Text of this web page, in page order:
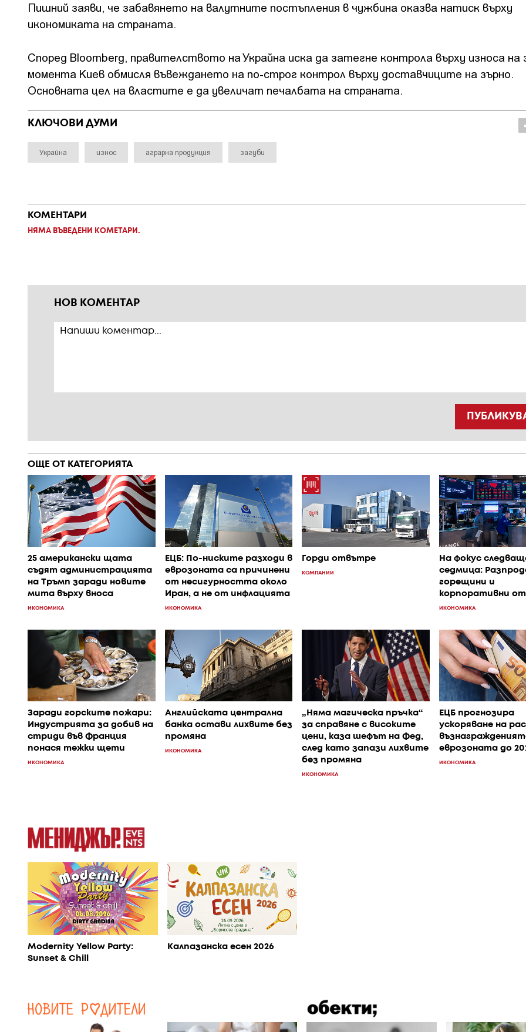
Пишний заяви, че забавянето на валутните постъпления в чужбина оказва натиск върху
икономиката на страната.
Според Bloomberg, правителството на Украйна иска да затегне контрола върху износа на
момента Киев обмисля въвеждането на по-строг контрол върху доставчиците на зърно.
Основната цел на властите е да увеличат печалбата на страната.
КЛЮЧОВИ ДУМИ
Украйна износ аграрна продукция загуби
КОМЕНТАРИ
НЯМА ВЪВЕДЕНИ КОМЕТАРИ.
НОВ КОМЕНТАР
ОЩЕ ОТ КАТЕГОРИЯТА
25 американски щата
съдят администрацията
на Тръмп заради новите
мита върху вноса
ИКОНОМИКА
ЕЦБ: По-ниските разходи в
еврозоната са причинени
от несигурността около
Иран, а не от инфлацията
ИКОНОМИКА
Горди отвътре
КОМПАНИИ
На фокус
седмица:
горещини и
корпоративни
ИКОНОМИКА
Заради горските пожари:
Индустрията за добив на
стриди във Франция
понася тежки щети
ИКОНОМИКА
Английската централна
банка остави лихвите без
промяна
ИКОНОМИКА
„Няма магическа пръчка“
за справяне с високите
цени, каза шефът на Фед,
след като запази лихвите
без промяна
ИКОНОМИКА
ЕЦБ прогнозира
ускоряване на
еврозоната до
ИКОНОМИКА
Modernity Yellow Party:
Sunset & Chill
Калпазанска есен 2026